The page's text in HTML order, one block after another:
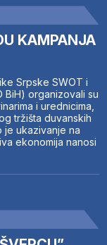
KAMPANJA
Srpske SWOT i
BiH) organizovali su
i urednicima,
tržišta duvanskih
je ukazivanje na
ekonomija nanosi